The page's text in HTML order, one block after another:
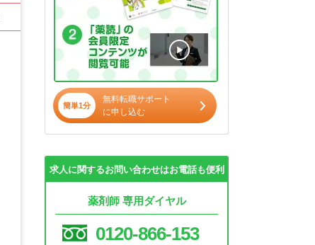
簡単1分
無料転職サポート
に申し込む
求人に関するお問い合わせはお電話も便利
薬剤師 専用ダイヤル
0120-866-153